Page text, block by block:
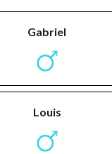
gabriel
louis